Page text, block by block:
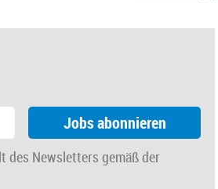
Jobs abonnieren
des Newsletters gemäß der